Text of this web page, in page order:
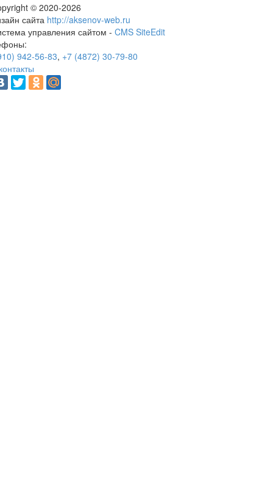
© 2020-2026
сайта http://aksenov-web.ru
управления сайтом - CMS SiteEdit
942-56-83, +7 (4872) 30-79-80